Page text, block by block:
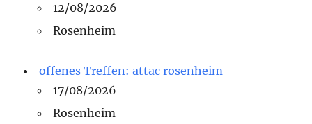
12/08/2026
Rosenheim
offenes Treffen: attac rosenheim
17/08/2026
Rosenheim